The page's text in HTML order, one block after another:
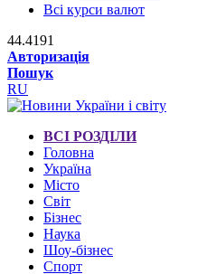
Всі курси валют
44.4191
Авторизація
Пошук
RU
ВСІ РОЗДІЛИ
Головна
Україна
Місто
Світ
Бізнес
Наука
Шоу-бізнес
Спорт